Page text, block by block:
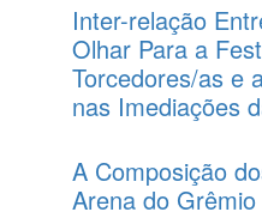
Inter-relação
Olhar Para a
Torcedores/as e
nas Imediações
A Composição
Arena do